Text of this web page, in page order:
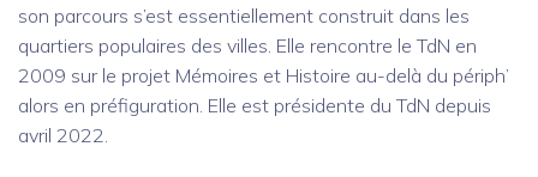
son parcours s’est essentiellement construit dans les
quartiers populaires des villes. Elle rencontre le TdN en
2009 sur le projet Mémoires et Histoire au-delà du périph’
alors en préfiguration. Elle est présidente du TdN depuis
avril 2022.